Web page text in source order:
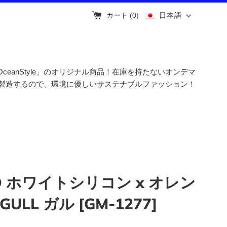
カート (0) 日本語
」のオリジナル商品！在庫を持たないオンデマ
造するので、環境に優しいサステナブルファッション！
ホワイトシリコン x オレン
ガル [GM-1277]